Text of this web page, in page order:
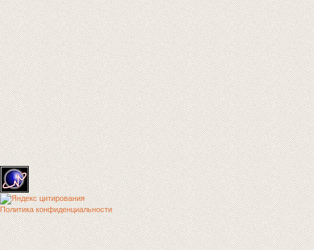
Политика конфиденциальности